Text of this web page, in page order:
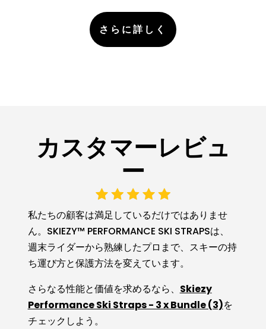
さらに詳しく
カスタマーレビュ
ー
私たちの顧客は満足しているだけではありませ
ん。SKIEZY™ PERFORMANCE SKI STRAPSは、
週末ライダーから熟練したプロまで、スキーの持
ち運び方と保護方法を変えています。
さらなる性能と価値を求めるなら、 Skiezy
Performance Ski Straps - 3 x Bundle (3)を
チェックしよう。